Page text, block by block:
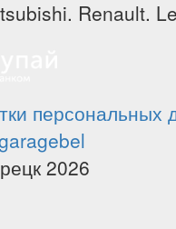
Renault.
персональных
2026